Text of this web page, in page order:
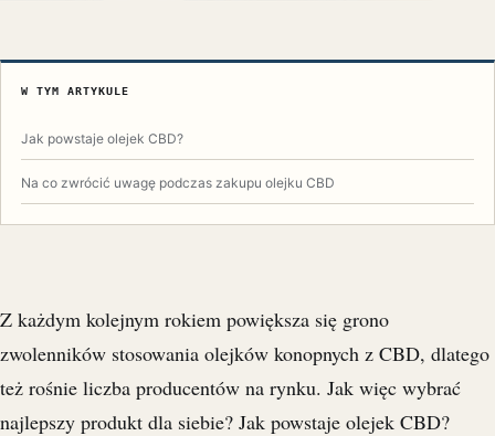
W TYM ARTYKULE
Jak powstaje olejek CBD?
Na co zwrócić uwagę podczas zakupu olejku CBD
Z każdym kolejnym rokiem powiększa się grono
zwolenników stosowania olejków konopnych z CBD, dlatego
też rośnie liczba producentów na rynku. Jak więc wybrać
najlepszy produkt dla siebie? Jak powstaje olejek CBD?